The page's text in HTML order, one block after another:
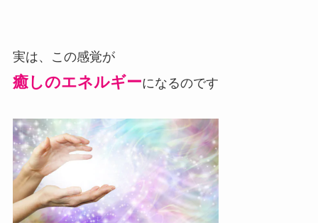
実は、この感覚が
癒しのエネルギーになるのです